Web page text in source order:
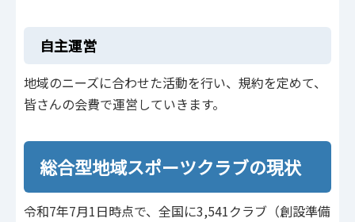
自主運営
地域のニーズに合わせた活動を行い、規約を定めて、
皆さんの会費で運営していきます。
総合型地域スポーツクラブの現状
令和7年7月1日時点で、全国に3,541クラブ（創設準備